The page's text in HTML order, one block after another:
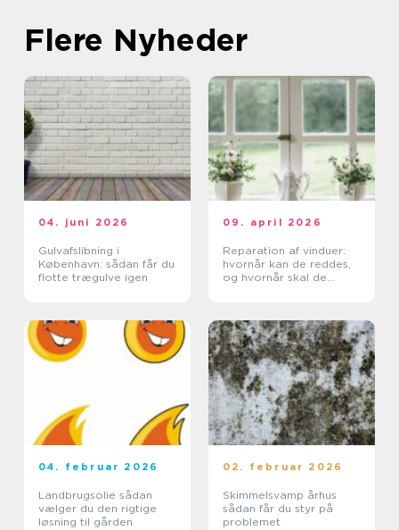
Flere Nyheder
04. juni 2026
Gulvafslibning i
København: sådan får du
flotte trægulve igen
09. april 2026
Reparation af vinduer:
hvornår kan de reddes,
og hvornår skal de
04. februar 2026
Landbrugsolie sådan
vælger du den rigtige
løsning til gården
02. februar 2026
Skimmelsvamp århus
sådan får du styr på
problemet